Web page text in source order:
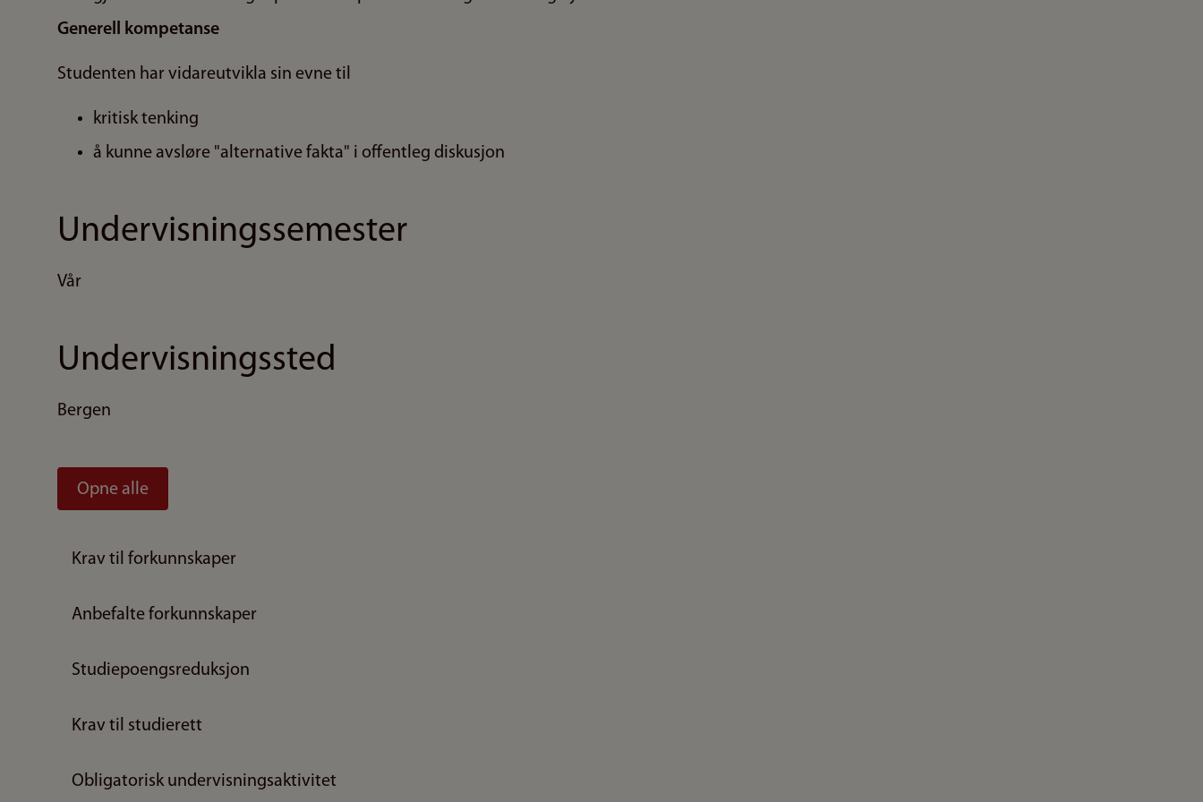
Generell kompetanse
Studenten har vidareutvikla sin evne til
kritisk tenking
å kunne avsløre "alternative fakta" i offentleg diskusjon
Undervisningssemester
Vår
Undervisningssted
Bergen
Opne alle
Krav til forkunnskaper
Anbefalte forkunnskaper
Studiepoengsreduksjon
Krav til studierett
Obligatorisk undervisningsaktivitet